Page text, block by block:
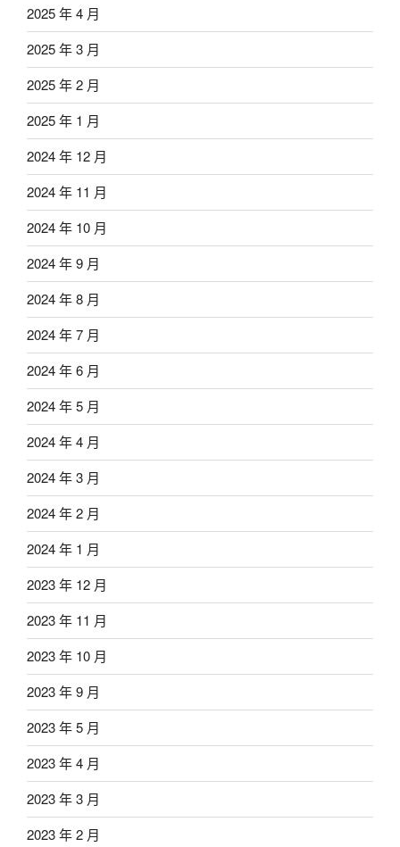
2025 年 4 月
2025 年 3 月
2025 年 2 月
2025 年 1 月
2024 年 12 月
2024 年 11 月
2024 年 10 月
2024 年 9 月
2024 年 8 月
2024 年 7 月
2024 年 6 月
2024 年 5 月
2024 年 4 月
2024 年 3 月
2024 年 2 月
2024 年 1 月
2023 年 12 月
2023 年 11 月
2023 年 10 月
2023 年 9 月
2023 年 5 月
2023 年 4 月
2023 年 3 月
2023 年 2 月